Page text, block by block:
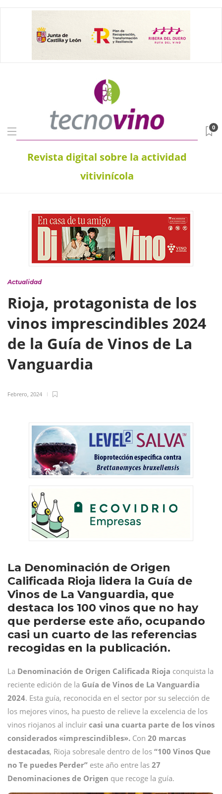
Revista digital sobre la actividad
vitivinícola
0
Actualidad
Rioja, protagonista de los
vinos imprescindibles 2024
de la Guía de Vinos de La
Vanguardia
Febrero, 2024
La Denominación de Origen
Calificada Rioja lidera la Guía de
Vinos de La Vanguardia, que
destaca los 100 vinos que no hay
que perderse este año, ocupando
casi un cuarto de las referencias
recogidas en la publicación.
La Denominación de Origen Calificada Rioja conquista la
reciente edición de la Guía de Vinos de La Vanguardia
2024. Esta guía, reconocida en el sector por su selección de
los mejores vinos, ha puesto de relieve la excelencia de los
vinos riojanos al incluir casi una cuarta parte de los vinos
considerados «imprescindibles». Con 20 marcas
destacadas, Rioja sobresale dentro de los “100 Vinos Que
no Te puedes Perder” este año entre las 27
Denominaciones de Origen que recoge la guía.